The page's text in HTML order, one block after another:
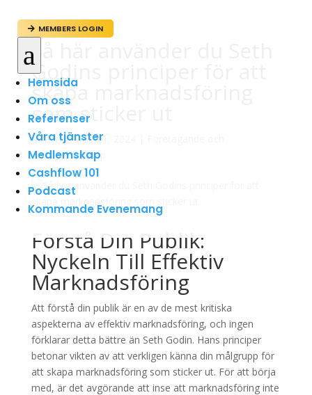
 MEMBERS LOGIN
a
Hemsida
Om oss
Referenser
Våra tjänster
Medlemskap
Cashflow 101
Podcast
Kommande Evenemang
Så här använder du Seth
Godins principer för att
skapa marknadsföring
som sticker ut
avadmin|sep 1, 2024
Entreprenörskap
Förstå Din Publik:
Nyckeln Till Effektiv
Marknadsföring
Att förstå din publik är en av de mest kritiska
aspekterna av effektiv marknadsföring, och ingen
förklarar detta bättre än Seth Godin. Hans principer
betonar vikten av att verkligen känna din målgrupp för
att skapa marknadsföring som sticker ut. För att börja
med, är det avgörande att inse att marknadsföring inte